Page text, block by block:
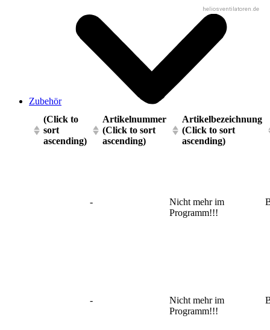
heliosventilatoren.de
Zubehör
(Click to
sort
ascending)
Artikelnummer
(Click to sort
ascending)
Artikelbezeichnung
(Click to sort
ascending)
-
Nicht mehr im
Programm!!!
-
Nicht mehr im
Programm!!!